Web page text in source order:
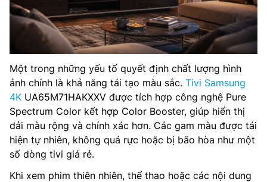
Một trong những yếu tố quyết định chất lượng hình
ảnh chính là khả năng tái tạo màu sắc. Tivi Samsung
4K UA65M71HAKXXV được tích hợp công nghệ Pure
Spectrum Color kết hợp Color Booster, giúp hiển thị
dải màu rộng và chính xác hơn. Các gam màu được tái
hiện tự nhiên, không quá rực hoặc bị bão hòa như một
số dòng tivi giá rẻ.
Khi xem phim thiên nhiên, thể thao hoặc các nội dung